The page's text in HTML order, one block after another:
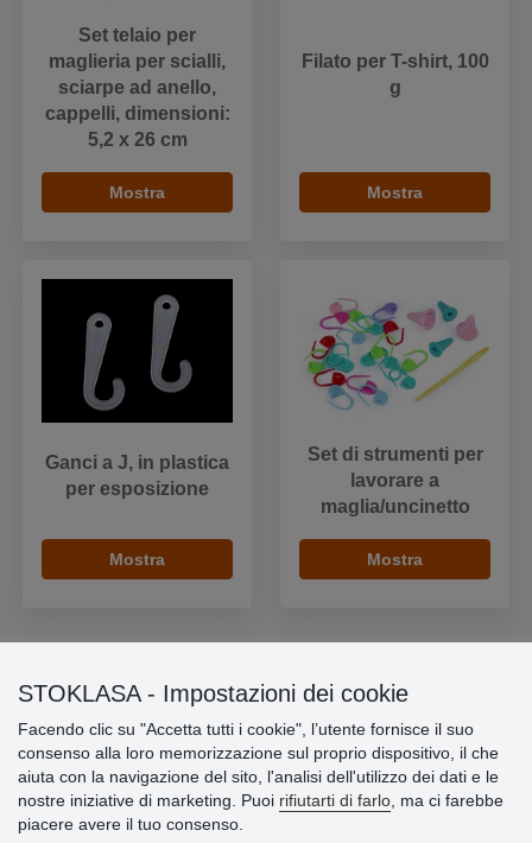
Set telaio per
maglieria per scialli,
sciarpe ad anello,
cappelli, dimensioni:
5,2 x 26 cm
Mostra
Filato per T-shirt, 100
g
Mostra
Ganci a J, in plastica
per esposizione
Mostra
Set di strumenti per
lavorare a
maglia/uncinetto
Mostra
» Impostazioni dei cookie
» Termini & Condizioni
» Informativa sulla Privacy
» Consegna e pagamento
STOKLASA - Impostazioni dei cookie
Facendo clic su "Accetta tutti i cookie", l’utente fornisce il suo
consenso alla loro memorizzazione sul proprio dispositivo, il che
aiuta con la navigazione del sito, l'analisi dell'utilizzo dei dati e le
nostre iniziative di marketing. Puoi rifiutarti di farlo , ma ci farebbe
piacere avere il tuo consenso.